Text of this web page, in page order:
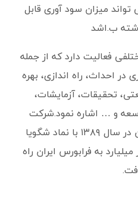
میزان سود آوری قابل
ب.اشد
فعالیت دارد که از جمله
احداث، راه اندازی، بهره
تحقیقات، آزمایشات،
و … اشاره نمود.شرکت
پتروشیمی شهید تندگویان در سال ۱۳۸۹ با نماد شگویا
ای نزدیک ۲۴ هزار میلیارد به فرابورس ایران راه